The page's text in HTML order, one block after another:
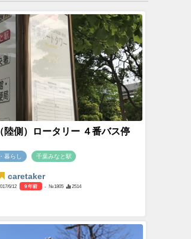
陸側）ロータリー ４番バス停
暮らし 千葉みなと駅
caretaker
6/12 9 年前 - №1805 2514